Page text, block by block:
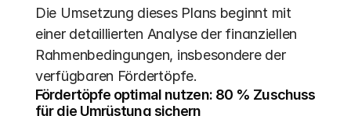
Die Umsetzung dieses Plans beginnt mit
einer detaillierten Analyse der finanziellen
Rahmenbedingungen, insbesondere der
verfügbaren Fördertöpfe.
Fördertöpfe optimal nutzen: 80 % Zuschuss
für die Umrüstung sichern